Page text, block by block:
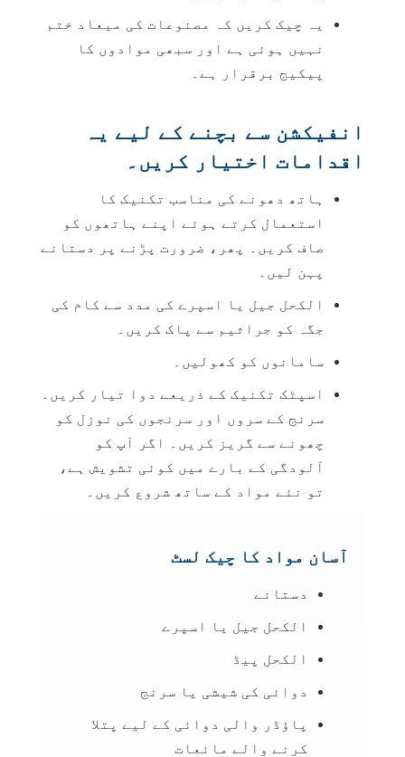
یہ چیک کریں کہ مصنوعات کی میعاد ختم
نہیں ہوئی ہے اور سبھی موادوں کا
پیکیج برقرار ہے۔
انفیکشن سے بچنے کے لیے یہ
اقدامات اختیار کریں۔
ہاتھ دھونے کی مناسب تکنیک کا
استعمال کرتے ہوئے اپنے ہاتھوں کو
صاف کریں۔ پھر، ضرورت پڑنے پر دستانے
پہن لیں۔
الکحل جیل یا اسپرے کی مدد سے کام کی
جگہ کو جراثیم سے پاک کریں۔
سامانوں کو کھولیں۔
اسپٹک تکنیک کے ذریعے دوا تیار کریں۔
سرنج کے سروں اور سرنجوں کی نوزل کو
چھونے سے گریز کریں۔ اگر آپ کو
آلودگی کے بارے میں کوئی تشویش ہے،
تو نئے مواد کے ساتھ شروع کریں۔
آسان مواد کا چیک لسٹ
دستانے
الکحل جیل یا اسپرے
الکحل پیڈ
دوائی کی شیشی یا سرنج
پاؤڈر والی دوائی کے لیے پتلا
کرنے والے ما‏ئعات